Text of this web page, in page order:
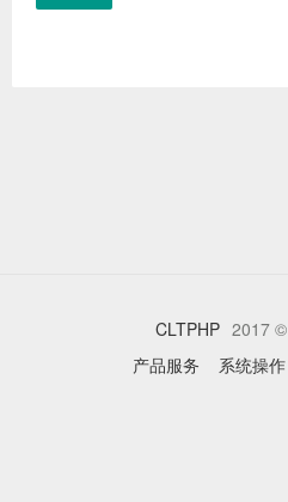
CLTPHP 2017 ©
产品服务
系统操作